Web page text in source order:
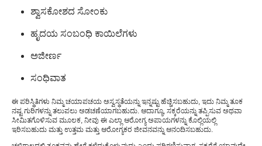
ಶ್ವಾಸಕೋಶದ ಸೋಂಕು
ಹೃದಯ ಸಂಬಂಧಿ ಕಾಯಿಲೆಗಳು
ಅಜೀರ್ಣ
ಸಂಧಿವಾತ
ಈ ಪರಿಸ್ಥಿತಿಗಳು ನಿಮ್ಮ ಚಯಾಪಚಯ ಅಸ್ವಸ್ಥತೆಯನ್ನು ಇನ್ನಷ್ಟು ಹೆಚ್ಚಿಸಬಹುದು, ಇದು ನಿಮ್ಮ ತೂಕ
ನಷ್ಟ ಗುರಿಗಳನ್ನು ತಲುಪಲು ಅಡಚಣೆಯಾಗಬಹುದು. ಆದಾಗ್ಯೂ, ಸಕ್ಕರೆಯನ್ನು ತಪ್ಪಿಸುವ ಅಥವಾ
ಸೀಮಿತಗೊಳಿಸುವ ಮೂಲಕ, ನೀವು ಈ ಎಲ್ಲಾ ಆರೋಗ್ಯ ಅಪಾಯಗಳನ್ನು ಕೊಲ್ಲಿಯಲ್ಲಿ
ಇರಿಸಬಹುದು ಮತ್ತು ಉತ್ತಮ ಮತ್ತು ಆರೋಗ್ಯಕರ ಜೀವನವನ್ನು ಆನಂದಿಸಬಹುದು.